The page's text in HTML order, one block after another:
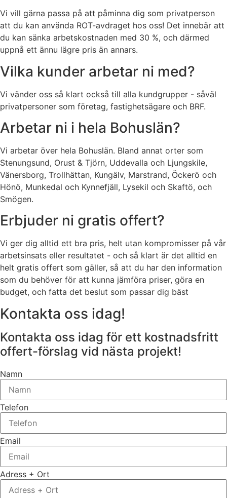
Vi vill gärna passa på att påminna dig som privatperson
att du kan använda ROT-avdraget hos oss! Det innebär att
du kan sänka arbetskostnaden med 30 %, och därmed
uppnå ett ännu lägre pris än annars.
Vilka kunder arbetar ni med?
Vi vänder oss så klart också till alla kundgrupper - såväl
privatpersoner som företag, fastighetsägare och BRF.
Arbetar ni i hela Bohuslän?
Vi arbetar över hela Bohuslän. Bland annat orter som
Stenungsund, Orust & Tjörn, Uddevalla och Ljungskile,
Vänersborg, Trollhättan, Kungälv, Marstrand, Öckerö och
Hönö, Munkedal och Kynnefjäll, Lysekil och Skaftö, och
Smögen.
Erbjuder ni gratis offert?
Vi ger dig alltid ett bra pris, helt utan kompromisser på vår
arbetsinsats eller resultatet - och så klart är det alltid en
helt gratis offert som gäller, så att du har den information
som du behöver för att kunna jämföra priser, göra en
budget, och fatta det beslut som passar dig bäst
Kontakta oss idag!
Kontakta oss idag för ett kostnadsfritt
offert-förslag vid nästa projekt!
Namn
Telefon
Email
Adress + Ort